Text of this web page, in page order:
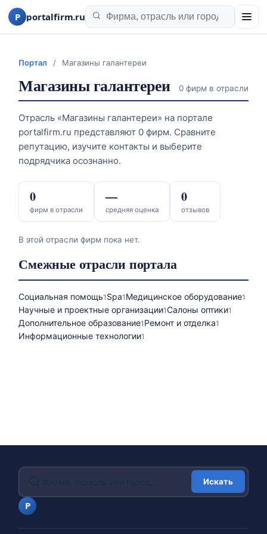
P portalfirm.ru
Портал / Магазины галантереи
Магазины галантереи 0 фирм в отрасли
Отрасль «Магазины галантереи» на портале
portalfirm.ru представляют 0 фирм. Сравните
репутацию, изучите контакты и выберите
подрядчика осознанно.
фирм в отрасли
0
средняя оценка
—
отзывов
0
В этой отрасли фирм пока нет.
Смежные отрасли портала
Социальная помощь1 Spa1 Медицинское оборудование1
Научные и проектные организации1Салоны оптики1
Дополнительное образование1 Ремонт и отделка1
Информационные технологии1
P
Искать